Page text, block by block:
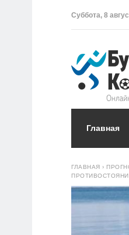
Суббота, 8
Главная
ГЛАВНАЯ ›